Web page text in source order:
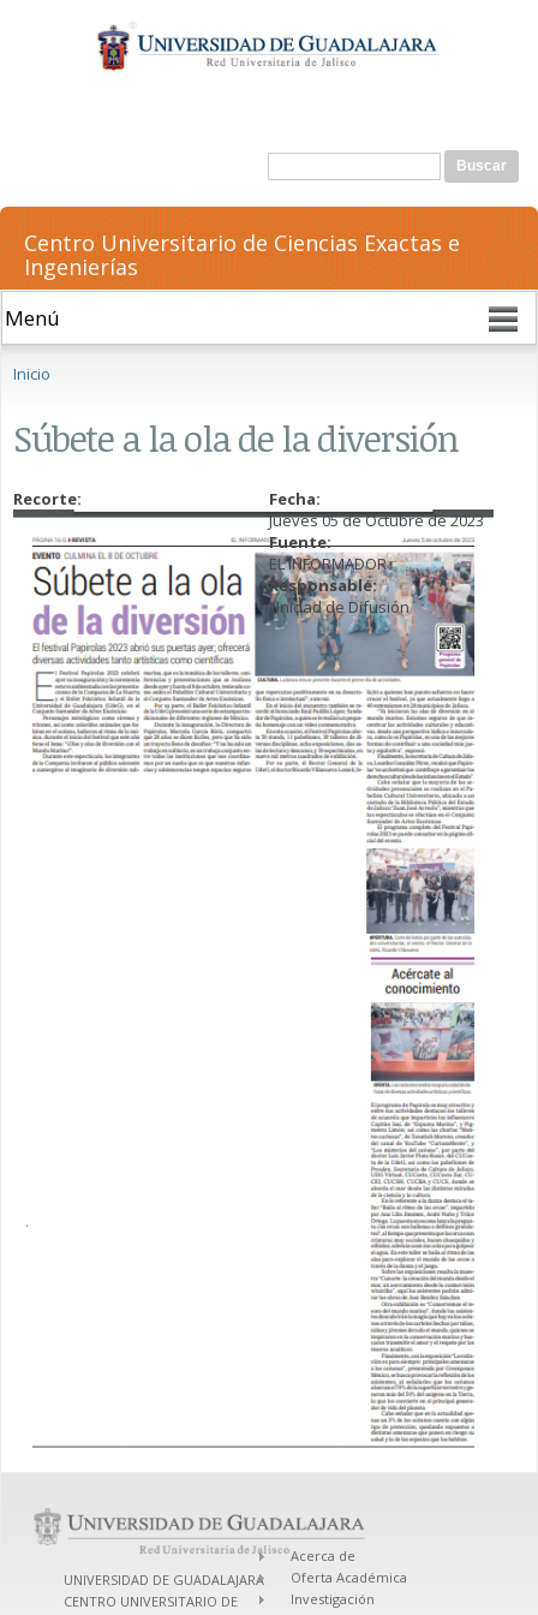
contenido
principal
Formulario de búsqueda
Buscar
Centro Universitario de Ciencias Exactas e
Ingenierías
Inicio
Súbete a la ola de la diversión
Recorte:
Fecha:
Jueves 05 de Octubre de 2023
Fuente:
EL INFORMADOR
Responsable:
Unidad de Difusión
UNIVERSIDAD DE GUADALAJARA
CENTRO UNIVERSITARIO DE
Acerca de
Oferta Académica
Investigación